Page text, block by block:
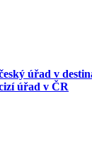
úřad v
úřad v ČR